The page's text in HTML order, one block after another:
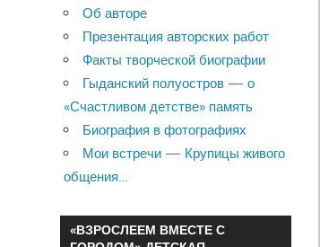
Об авторе
Презентация авторских работ
Факты творческой биографии
Гыданский полуостров — о
«Счастливом детстве» память
Биография в фотографиях
Мои встречи — Крупицы живого
общения…
«ВЗРОСЛЕЕМ ВМЕСТЕ С